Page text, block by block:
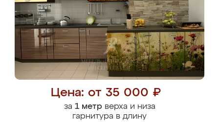
Цена: от 35 000 ₽
за 1 метрверха и низа
гарнитура в длину